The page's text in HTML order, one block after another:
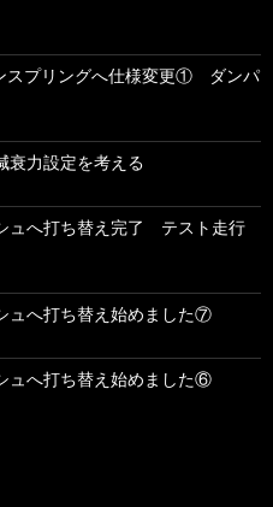
スプリングへ仕様変更① ダンパ
衰力設定を考える
ュへ打ち替え完了 テスト走行
ュへ打ち替え始めました⑦
ュへ打ち替え始めました⑥